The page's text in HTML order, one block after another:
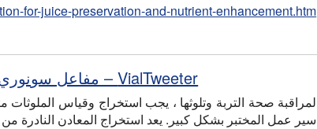
for-juice-preservation-and-nutrient-enhancement.htm
VialTweeter – مفاعل سونوري لاستخراج المعادن النادرة من التربة
سير عمل المختبر بشكل كبير. يعد استخراج المعادن النادرة من